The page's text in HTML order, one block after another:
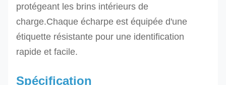
protégeant les brins intérieurs de
charge.Chaque écharpe est équipée d'une
étiquette résistante pour une identification
rapide et facile.
Spécification